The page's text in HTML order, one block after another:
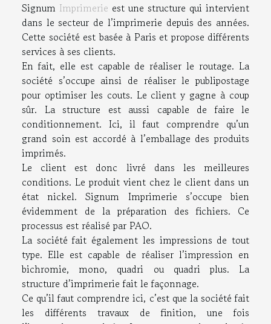
Signum Imprimerie est une structure qui intervient
dans le secteur de l’imprimerie depuis des années.
Cette société est basée à Paris et propose différents
services à ses clients.
En fait, elle est capable de réaliser le routage. La
société s’occupe ainsi de réaliser le publipostage
pour optimiser les couts. Le client y gagne à coup
sûr. La structure est aussi capable de faire le
conditionnement. Ici, il faut comprendre qu’un
grand soin est accordé à l’emballage des produits
imprimés.
Le client est donc livré dans les meilleures
conditions. Le produit vient chez le client dans un
état nickel. Signum Imprimerie s’occupe bien
évidemment de la préparation des fichiers. Ce
processus est réalisé par PAO.
La société fait également les impressions de tout
type. Elle est capable de réaliser l’impression en
bichromie, mono, quadri ou quadri plus. La
structure d’imprimerie fait le façonnage.
Ce qu’il faut comprendre ici, c’est que la société fait
les différents travaux de finition, une fois